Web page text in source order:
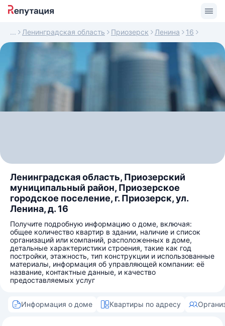
Ленинградская область Приозерск Ленина 16
Ленинградская область, Приозерский
муниципальный район, Приозерское
городское поселение, г. Приозерск, ул.
Ленина, д. 16
Получите подробную информацию о доме, включая:
общее количество квартир в здании, наличие и список
организаций или компаний, расположенных в доме,
детальные характеристики строения, такие как год
постройки, этажность, тип конструкции и использованные
материалы, информация об управляющей компании: её
название, контактные данные, и качество
предоставляемых услуг
Информация о доме Квартиры по адресу